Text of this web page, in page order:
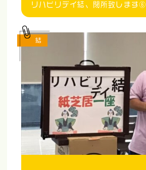
リハビリデイ結、閉所致します⑥
結